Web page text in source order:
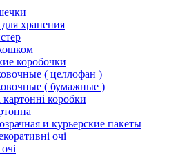
хранения
коробочки
( целлофан )
( бумажные )
коробки
и курьерские пакеты
очі